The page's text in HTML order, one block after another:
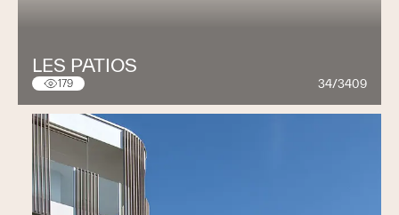
LES PATIOS
179 34/3409